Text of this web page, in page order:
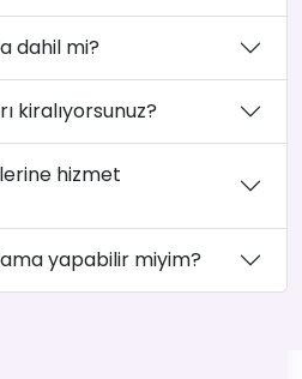
dahil mi?
kiralıyorsunuz?
hizmet
yapabilir miyim?